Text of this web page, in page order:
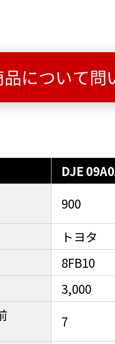
品について問
DJE
900
トヨタ
8FB10
3,000
7